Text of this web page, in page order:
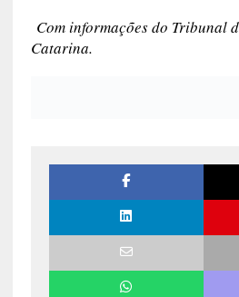
Com informações do Tribunal
Catarina.